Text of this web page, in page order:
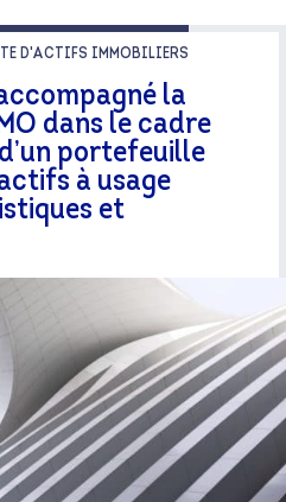
D'ACTIFS IMMOBILIERS
la
dans le cadre
portefeuille
à usage
et